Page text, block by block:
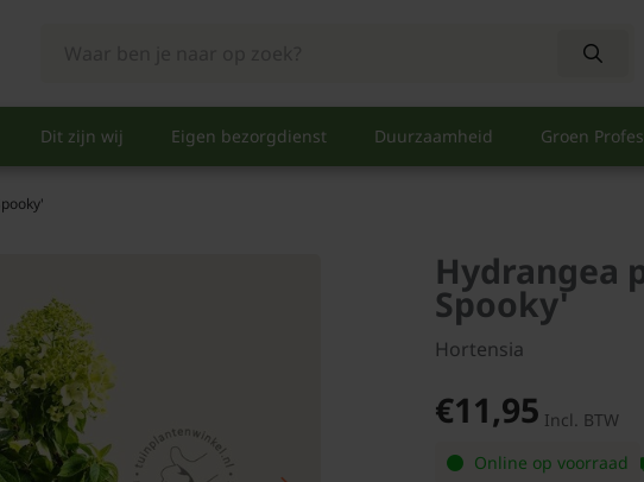
Dit zijn wij Eigen bezorgdienst Duurzaamheid Groen
Hydrangea
Spooky'
Hortensia
€11,95 Incl. BTW
Online op voorraad